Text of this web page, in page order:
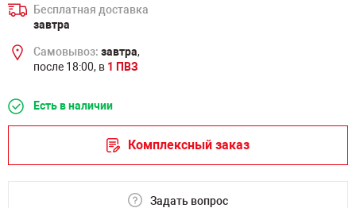
Бесплатная доставка
завтра
Самовывоз: завтра,
после 18:00, в 1 ПВЗ
Есть в наличии
Комплексный заказ
Задать вопрос